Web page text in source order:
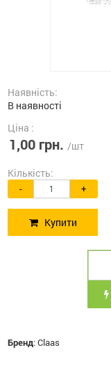
Наявність:
В наявності
Ціна :
1,00 грн. /шт
Кількість:
- +
Купити
Бренд:Claas